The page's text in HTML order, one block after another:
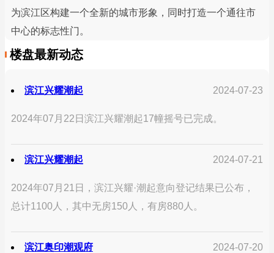
为滨江区构建一个全新的城市形象，同时打造一个通往市
中心的标志性门。
楼盘最新动态
滨江兴耀潮起 2024-07-23
2024年07月22日滨江兴耀潮起17幢摇号已完成。
滨江兴耀潮起 2024-07-21
2024年07月21日，滨江兴耀·潮起意向登记结果已公布，
总计1100人，其中无房150人，有房880人。
滨江奥印潮观府 2024-07-20